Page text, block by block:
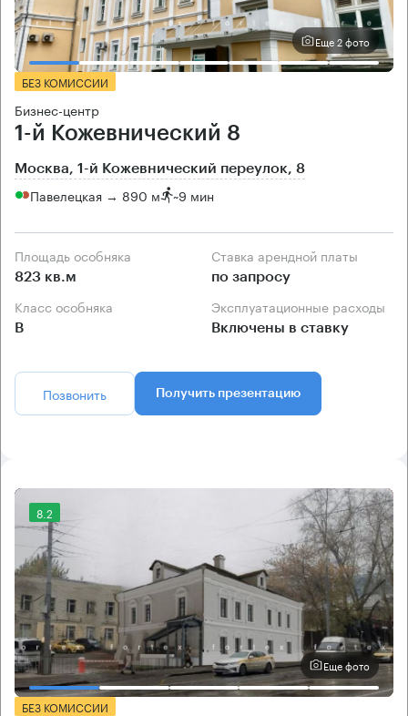
Еще 2 фото
БЕЗ КОМИССИИ
Бизнес-центр
1-й Кожевнический 8
Москва, 1-й Кожевнический переулок, 8
Павелецкая → 890 м ~9 мин
Площадь особняка
823 кв.м
Ставка арендной платы
по запросу
Класс особняка
B
Эксплуатационные расходы
Включены в ставку
Позвонить Получить презентацию
8.2
Еще фото
БЕЗ КОМИССИИ